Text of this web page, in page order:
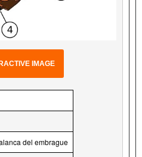
IMAGE
del embrague